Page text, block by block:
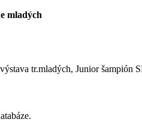
mladých
tr.mladých, Junior šampión